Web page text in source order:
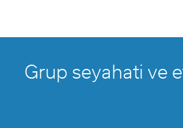
Grup seyahati ve